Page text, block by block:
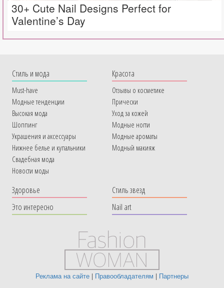
30+ Cute Nail Designs Perfect for
Valentine’s Day
Cтиль и мода
Must-have
Модные тенденции
Высокая мода
Шоппинг
Украшения и аксессуары
Нижнее белье и купальники
Свадебная мода
Новости моды
Красота
Отзывы о косметике
Прически
Уход за кожей
Модные ногти
Модные ароматы
Модный макияж
Здоровье
Это интересно
Стиль звезд
Nail art
Реклама на сайте | Правообладателям | Партнеры